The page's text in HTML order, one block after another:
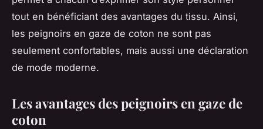
tout en bénéficiant des avantages du tissu. Ainsi,
les peignoirs en gaze de coton ne sont pas
seulement confortables, mais aussi une déclaration
de mode moderne.
Les avantages des peignoirs en gaze de
coton